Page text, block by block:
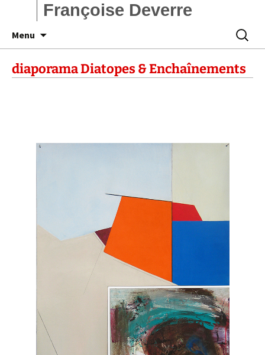
Françoise Deverre
Menu
diaporama Diatopes & Enchaînements